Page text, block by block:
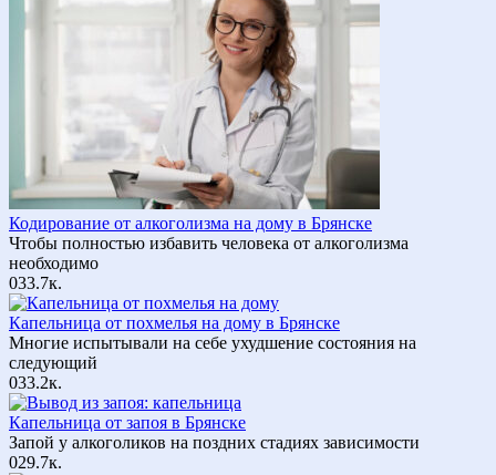
Кодирование от алкоголизма на дому в Брянске
Чтобы полностью избавить человека от алкоголизма
необходимо
033.7к.
Капельница от похмелья на дому в Брянске
Многие испытывали на себе ухудшение состояния на
следующий
033.2к.
Капельница от запоя в Брянске
Запой у алкоголиков на поздних стадиях зависимости
029.7к.